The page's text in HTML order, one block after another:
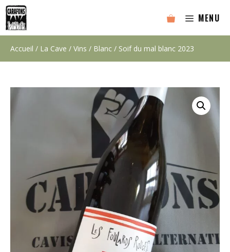
Aller
au
contenu
MENU
Accueil / La Cave / Vins / Blanc / Soif du mal blanc 2023